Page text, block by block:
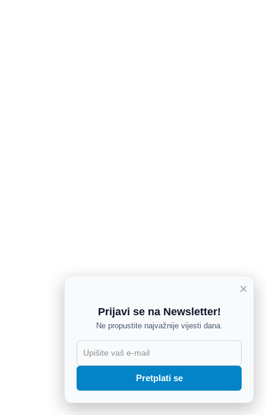
×
Prijavi se na Newsletter!
Ne propustite najvažnije vijesti dana.
Pretplati se